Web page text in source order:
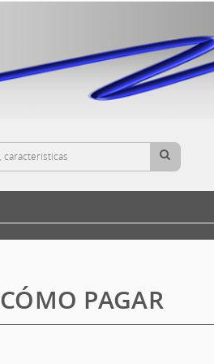
CÓMO PAGAR